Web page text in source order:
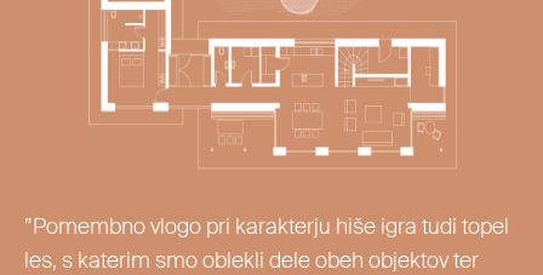
”Pomembno vlogo pri karakterju hiše igra tudi topel
les, s katerim smo oblekli dele obeh objektov ter